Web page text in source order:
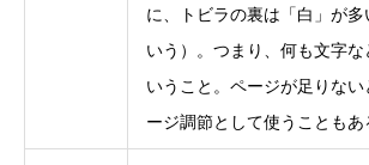
に、トビラの裏は「白」が多
いう）。つまり、何も文字な
いうこと。ページが足りな
ージ調節として使うこともあ